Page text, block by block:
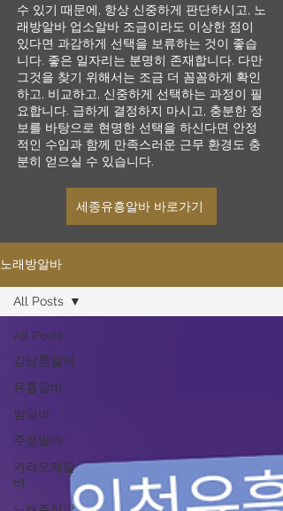
수 있기 때문에, 항상 신중하게 판단하시고, 노
래방알바 업소알바 조금이라도 이상한 점이
있다면 과감하게 선택을 보류하는 것이 좋습
니다. 좋은 일자리는 분명히 존재합니다. 다만
그것을 찾기 위해서는 조금 더 꼼꼼하게 확인
하고, 비교하고, 신중하게 선택하는 과정이 필
요합니다. 급하게 결정하지 마시고, 충분한 정
보를 바탕으로 현명한 선택을 하신다면 안정
적인 수입과 함께 만족스러운 근무 환경도 충
분히 얻으실 수 있습니다.
세종유흥알바 바로가기
노래방알바
All Posts
강남룸알바
유흥알바
밤알바
주점알바
가라오케알
바
All Posts